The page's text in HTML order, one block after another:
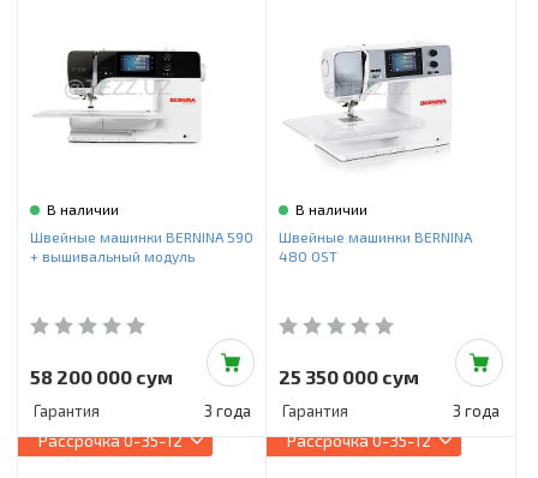
В наличии
Швейные машинки BERNINA 590
+ вышивальный модуль
58 200 000 сум
Гарантия 3 года
В наличии
Швейные машинки BERNINA
480 OST
25 350 000 сум
Гарантия 3 года
Рассрочка0-35-12 Рассрочка0-35-12